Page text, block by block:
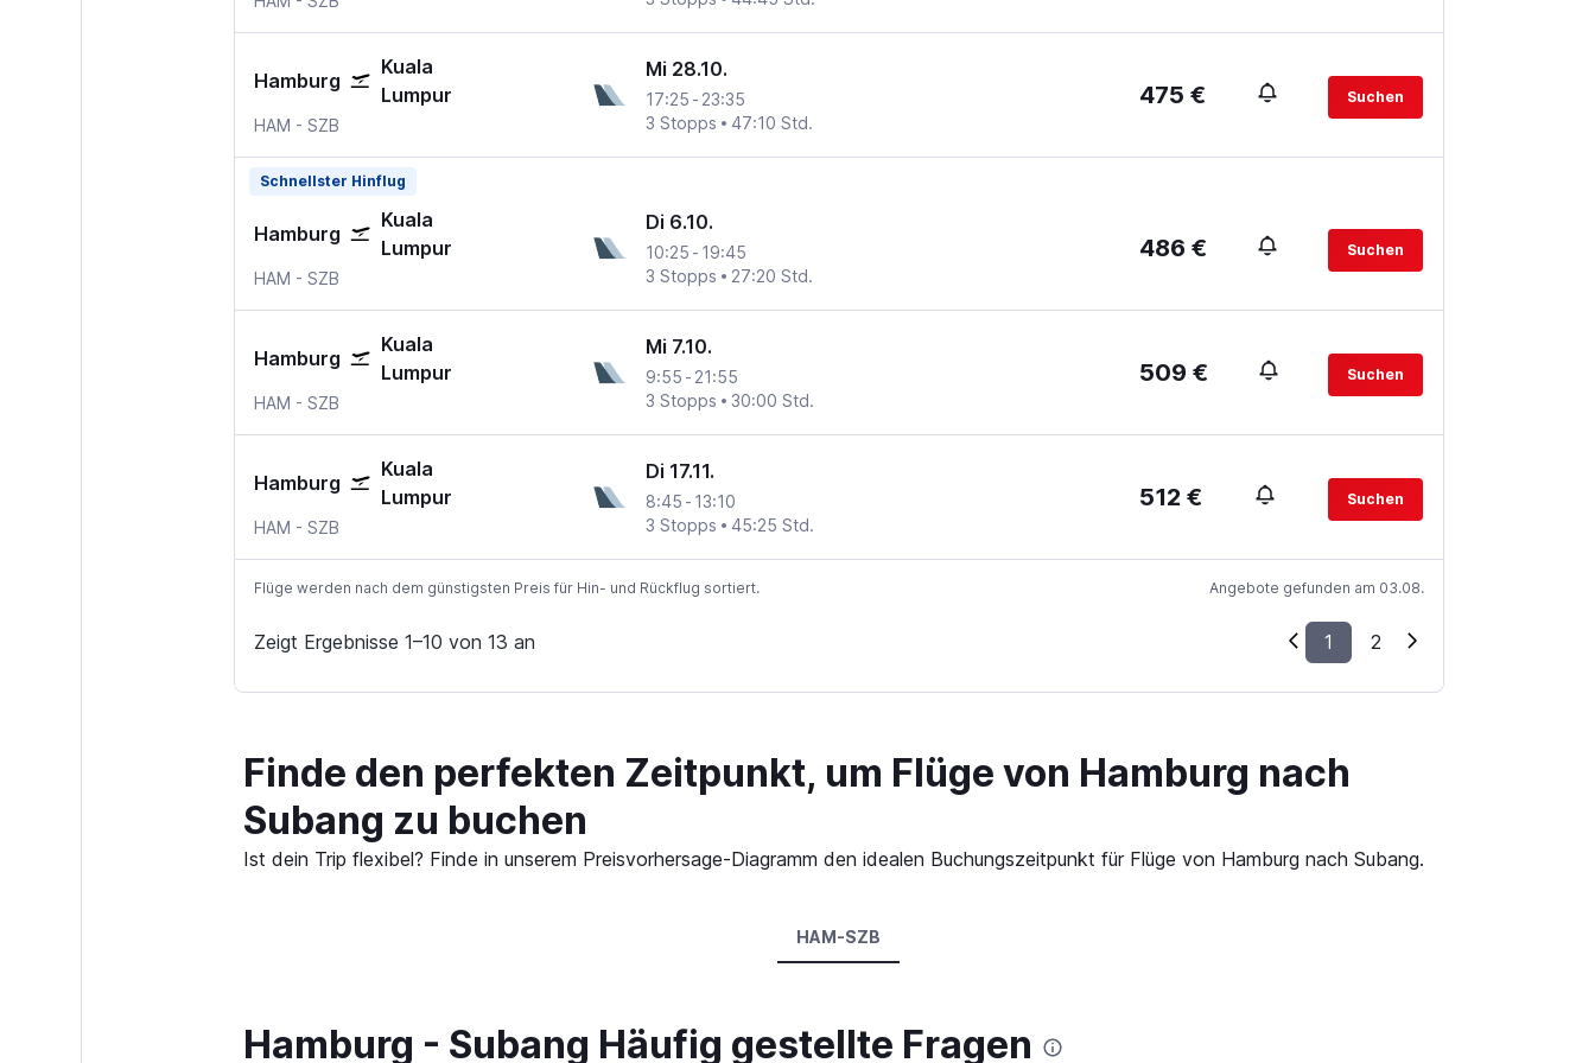
Hamburg
Kuala
Lumpur
HAM - SZB
Mi 28.10.
17:25 - 23:35
3 Stopps
47:10 Std.
475 € Suchen
Schnellster Hinflug
Hamburg
Kuala
Lumpur
HAM - SZB
Di 6.10.
10:25 - 19:45
3 Stopps
27:20 Std.
486 € Suchen
Hamburg
Kuala
Lumpur
HAM - SZB
Mi 7.10.
9:55 - 21:55
3 Stopps
30:00 Std.
509 € Suchen
Hamburg
Kuala
Lumpur
HAM - SZB
Di 17.11.
8:45 - 13:10
3 Stopps
45:25 Std.
512 € Suchen
Flüge werden nach dem günstigsten Preis für Hin- und Rückflug sortiert. Angebote gefunden am 03.08.
Zeigt Ergebnisse 1–10 von 13 an 1 2
Finde den perfekten Zeitpunkt, um Flüge von Hamburg nach
Subang zu buchen
Ist dein Trip flexibel? Finde in unserem Preisvorhersage-Diagramm den idealen Buchungszeitpunkt für Flüge von Hamburg nach Subang.
HAM-SZB
Hamburg - Subang Häufig gestellte Fragen